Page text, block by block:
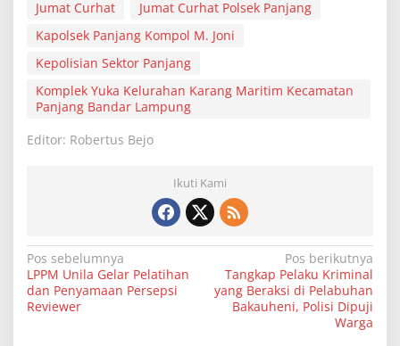
Jumat Curhat
Jumat Curhat Polsek Panjang
Kapolsek Panjang Kompol M. Joni
Kepolisian Sektor Panjang
Komplek Yuka Kelurahan Karang Maritim Kecamatan
Panjang Bandar Lampung
Editor: Robertus Bejo
Ikuti Kami
N
a
v
Pos sebelumnya
LPPM Unila Gelar Pelatihan
dan Penyamaan Persepsi
Reviewer
Pos berikutnya
Tangkap Pelaku Kriminal
yang Beraksi di Pelabuhan
Bakauheni, Polisi Dipuji
Warga